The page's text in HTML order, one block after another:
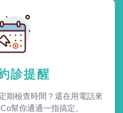
診提醒
期檢查時間？還在用電話來
幫你通通一指搞定。